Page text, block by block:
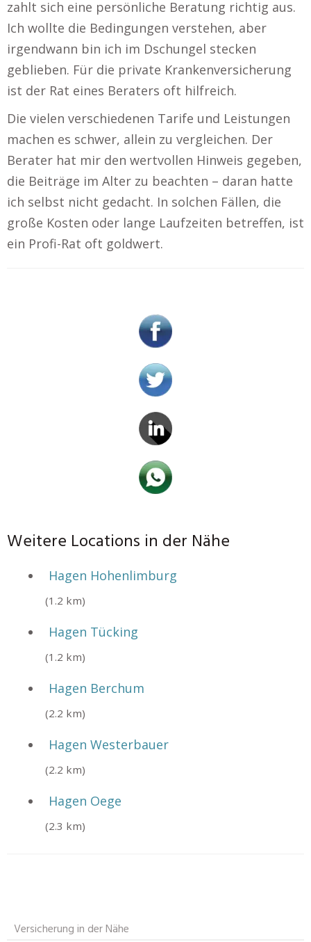
zahlt sich eine persönliche Beratung richtig aus.
Ich wollte die Bedingungen verstehen, aber
irgendwann bin ich im Dschungel stecken
geblieben. Für die private Krankenversicherung
ist der Rat eines Beraters oft hilfreich.
Die vielen verschiedenen Tarife und Leistungen
machen es schwer, allein zu vergleichen. Der
Berater hat mir den wertvollen Hinweis gegeben,
die Beiträge im Alter zu beachten – daran hatte
ich selbst nicht gedacht. In solchen Fällen, die
große Kosten oder lange Laufzeiten betreffen, ist
ein Profi-Rat oft goldwert.
Weitere Locations in der Nähe
Hagen Hohenlimburg
(1.2 km)
Hagen Tücking
(1.2 km)
Hagen Berchum
(2.2 km)
Hagen Westerbauer
(2.2 km)
Hagen Oege
(2.3 km)
Versicherung in der Nähe